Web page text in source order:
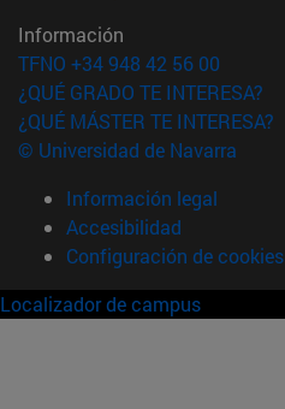
Información
TFNO +34 948 42 56 00
¿QUÉ GRADO TE INTERESA?
¿QUÉ MÁSTER TE INTERESA?
© Universidad de Navarra
Información legal
Accesibilidad
Configuración de cookies
Localizador de campus